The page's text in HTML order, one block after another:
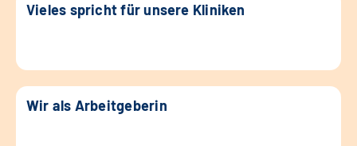
Vieles spricht für unsere Kliniken
Wir als Arbeitgeberin